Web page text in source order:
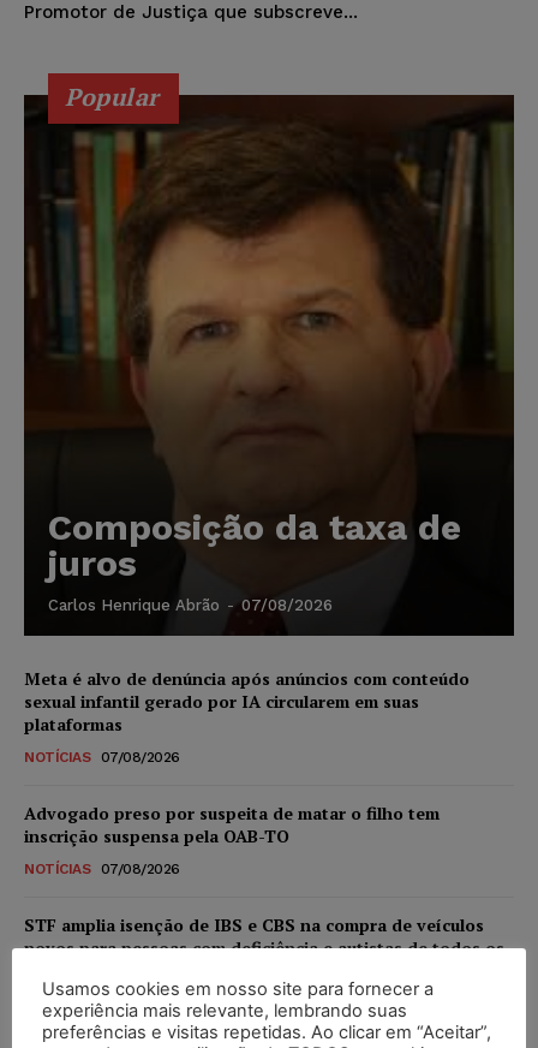
Promotor de Justiça que subscreve...
Popular
Composição da taxa de
juros
Carlos Henrique Abrão - 07/08/2026
Meta é alvo de denúncia após anúncios com conteúdo
sexual infantil gerado por IA circularem em suas
plataformas
NOTÍCIAS 07/08/2026
Advogado preso por suspeita de matar o filho tem
inscrição suspensa pela OAB-TO
NOTÍCIAS 07/08/2026
STF amplia isenção de IBS e CBS na compra de veículos
novos para pessoas com deficiência e autistas de todos os
DIREITO TRIBUTÁRIO 07/08/2026
Usamos cookies em nosso site para fornecer a
experiência mais relevante, lembrando suas
preferências e visitas repetidas. Ao clicar em “Aceitar”,